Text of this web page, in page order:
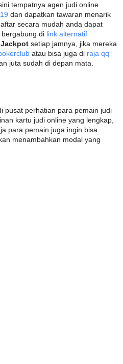
tempatnya agen judi online
dan dapatkan tawaran menarik
secara mudah anda dapat
di link alternatif
Jackpot setiap jamnya, jika mereka
atau bisa juga di raja qq
juta sudah di depan mata.
pusat perhatian para pemain judi
kartu judi online yang lengkap,
para pemain juga ingin bisa
menambahkan modal yang